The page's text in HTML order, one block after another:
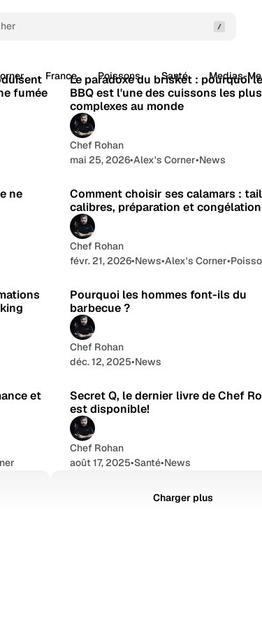
France Poissons Santé Medias-
Articles
fumée
Le paradoxe du brisket : pourquoi
BBQ est l'une des cuissons les plus
complexes au monde
Chef Rohan
mai 25, 2026•Alex's Corner•News
ne
Comment choisir ses calamars :
calibres, préparation et congélation
Chef Rohan
févr. 21, 2026•News•Alex's Corner•
Pourquoi les hommes font-ils du
barbecue ?
Chef Rohan
déc. 12, 2025•News
et
Secret Q, le dernier livre de Chef
est disponible!
Chef Rohan
août 17, 2025•Santé•News
Charger plus